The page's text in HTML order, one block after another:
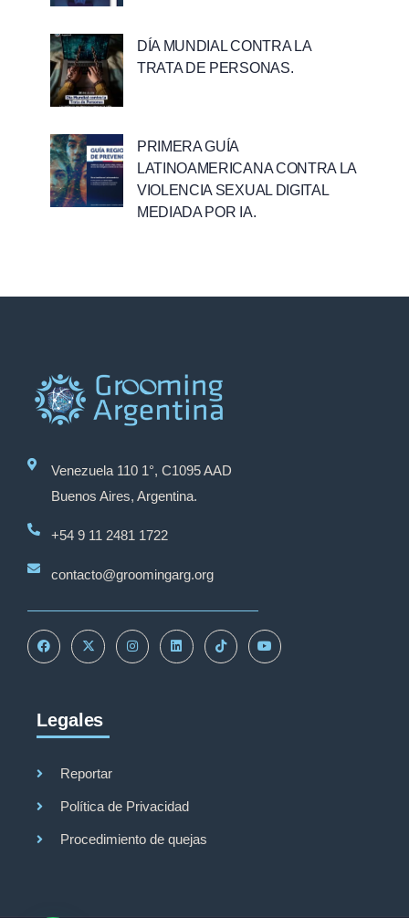
DÍA MUNDIAL CONTRA LA
TRATA DE PERSONAS.
PRIMERA GUÍA
LATINOAMERICANA CONTRA LA
VIOLENCIA SEXUAL DIGITAL
MEDIADA POR IA.
Venezuela 110 1°, C1095 AAD
Buenos Aires, Argentina.
+54 9 11 2481 1722
contacto@groomingarg.org
Legales
Reportar
Política de Privacidad
Procedimiento de quejas